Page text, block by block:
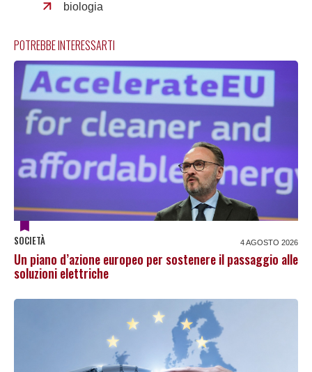
biologia
POTREBBE INTERESSARTI
SOCIETÀ 4 AGOSTO 2026
Un piano d’azione europeo per sostenere il passaggio alle
soluzioni elettriche